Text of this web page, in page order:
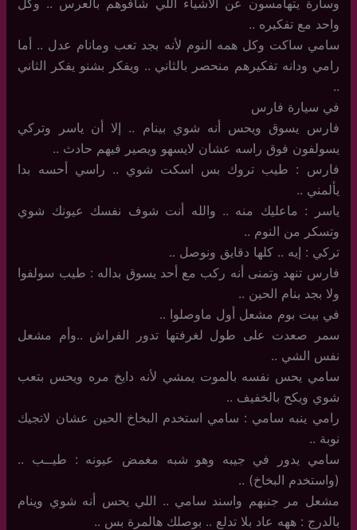
واحد مع تفكيره ..
سامي ساكت وكل همه النوم لأنه بجد تعب ومانام عدل .. أما
رامي ودانه تفكيرهم منحصر بالثاني .. ويفكر بشنو يفكر الثاني
..
في سيارة فارس
فارس يسوق ويحس أنه شوي بينام .. إلا أن ياسر وتركي
يسولفون فوق راسه عشان لايسهو ويصير فيهم حادث ..
فارس : طيب تروك بس اسكت شوي .. راسي أحسه بدا
يألمني ..
ياسر : ماعليك منه .. والله أنت شوف نفسك عيونك شوي
وتسكر من النوم ..
تركي : إيه .. كلها دقايق ونوصل ..
فارس تنهد وتمنى أنه ركب مع أحد يسوق بداله : طيب سولفوا
ولا بجد بنام الحين ..
في بيت بوم مشعل أول ماوصلوا ..
سمر صعدت على طول لغرفتها تدور الفراش ..وأم مشعل
نفس الشي ..
سامي يحس نفسه بالموت يمشي لأنه دايخ مره ويحس بتعب
شوي ويكح بالخفيف ..
رامي ينبه سامي : سامي استخدم البخاخ الحين عشان لاتجيك
نوبة ..
سامي يدور في جيبه وهو شبه مغمض عيونه : طيــب ..
(واستخدم البخاخ) ..
مشعل مر جنبهم واسند سامي .. اللي يحس أنه شوي وينام
بالدرج : ههه عاد بلا تدلع .. بوصلك هالمرة بس ..